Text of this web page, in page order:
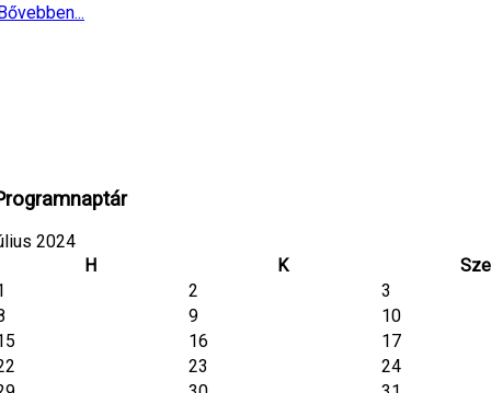
2024
H
K
Sze
2
3
9
10
16
17
23
24